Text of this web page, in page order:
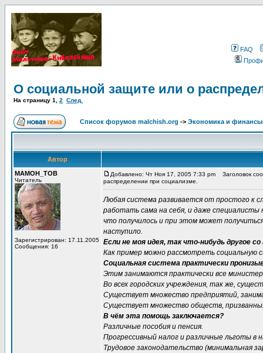
FAQ
О социальной защите или о
На страницу 1 2 След.
Список форумов malchish.org -> Экономика и финансы
Автор
MAMOH_TOB
Читатель
Зарегистрирован: 17.11.2005
Сообщения: 16
Добавлено: Чт Ноя 17, 2005 7:33 pm
Заголовок
распределении при социализме.
Любая система развивается от простого к
работать сама на себя, и даже
что получилось и при этом может
наступило.
Если не моя идея, так что-нибудь другое
Как пример можно рассмотреть социальную
Социальная система практически
Этим занимаются практически все
Во всех городских учреждения, так же,
Существует множество предприятий,
Существует множество обществ,
В чём эта помощь заключается?
Различные пособия и пенсия.
Прогрессивный налог и различные льготы в
Трудовое законодательство (минимальная